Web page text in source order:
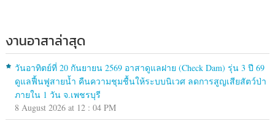
งานอาสาล่าสุด
วันอาทิตย์ที่ 20 กันยายน 2569 อาสาดูแลฝาย (Check Dam) รุ่น 3 ปี 69
ดูแลฟื้นฟูสายน้ำ คืนความชุมชื้นให้ระบบนิเวศ ลดการสูญเสียสัตว์ป่า
ภายใน 1 วัน จ.เพชรบุรี
8 August 2026 at 12 : 04 PM